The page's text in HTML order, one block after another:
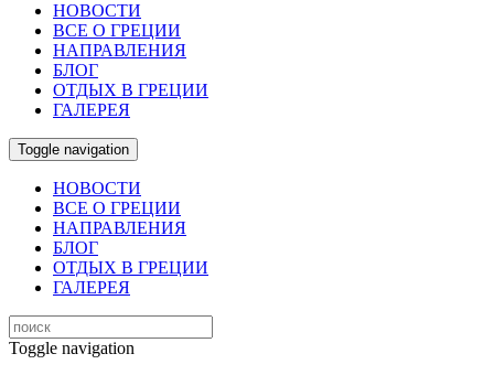
НОВОСТИ
ВСЕ О ГРЕЦИИ
НАПРАВЛЕНИЯ
БЛОГ
ОТДЫХ В ГРЕЦИИ
ГАЛЕРЕЯ
Toggle navigation
НОВОСТИ
ВСЕ О ГРЕЦИИ
НАПРАВЛЕНИЯ
БЛОГ
ОТДЫХ В ГРЕЦИИ
ГАЛЕРЕЯ
Toggle navigation